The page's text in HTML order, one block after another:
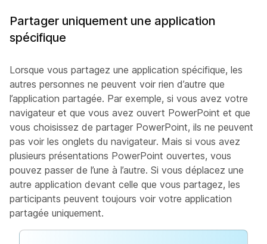
Partager uniquement une application
spécifique
Lorsque vous partagez une application spécifique, les
autres personnes ne peuvent voir rien d’autre que
l’application partagée. Par exemple, si vous avez votre
navigateur et que vous avez ouvert PowerPoint et que
vous choisissez de partager PowerPoint, ils ne peuvent
pas voir les onglets du navigateur. Mais si vous avez
plusieurs présentations PowerPoint ouvertes, vous
pouvez passer de l’une à l’autre. Si vous déplacez une
autre application devant celle que vous partagez, les
participants peuvent toujours voir votre application
partagée uniquement.